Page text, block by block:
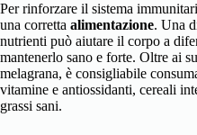
Per rinforzare il sistema
una corretta alimentazione. Una
nutrienti può aiutare il corpo a
mantenerlo sano e forte. Oltre ai
melagrana, è consigliabile
vitamine e antiossidanti, cereali
grassi sani.